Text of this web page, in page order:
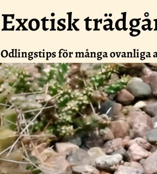
Exotisk
Odlingstips för många ovanliga